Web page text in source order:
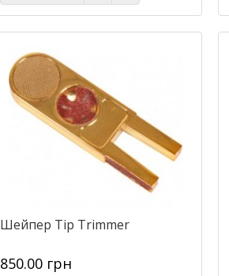
Шейпер Tip Trimmer
850.00 грн